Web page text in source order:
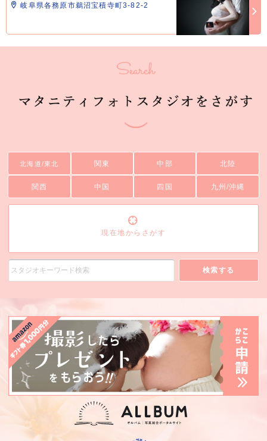
岐阜県各務原市鵜沼宝積寺町3-82-2
北海道/東北 関東 中部 北陸
関西 中国 四国 九州/沖縄
現在地からさがす
検索する